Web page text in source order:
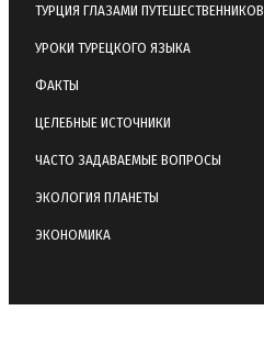
ТУРЦИЯ ГЛАЗАМИ ПУТЕШЕСТВЕННИКОВ
УРОКИ ТУРЕЦКОГО ЯЗЫКА
ФАКТЫ
ЦЕЛЕБНЫЕ ИСТОЧНИКИ
ЧАСТО ЗАДАВАЕМЫЕ ВОПРОСЫ
ЭКОЛОГИЯ ПЛАНЕТЫ
ЭКОНОМИКА